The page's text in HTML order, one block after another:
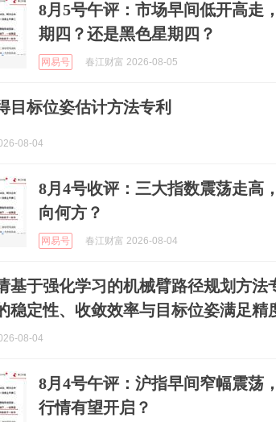
8月5号午评：市场早间低开高走
期四？还是黑色星期四？
网易号 春江财富 2026-08-05
目标位姿估计方法专利
08-04
8月4号收评：三大指数震荡走高
向何方？
网易号 春江财富 2026-08-04
基于强化学习的机械臂路径规划方法
稳定性、收敛效率与目标位姿满足精
08-04
8月4号午评：沪指早间窄幅震荡
行情有望开启？